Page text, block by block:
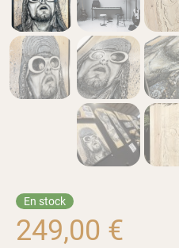
249,00 €
En stock